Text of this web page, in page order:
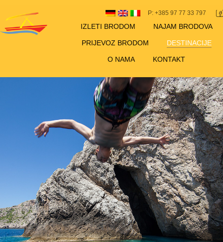
P: +385 97 77 33 797
IZLETI BRODOM NAJAM BRODOVA
PRIJEVOZ BRODOM DESTINACIJE
O NAMA KONTAKT